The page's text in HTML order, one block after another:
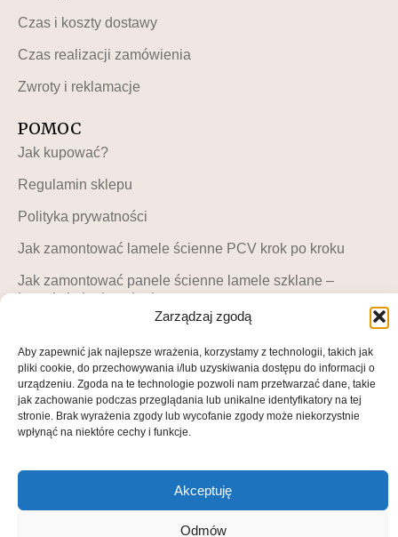
Zarządzaj zgodą
Aby zapewnić jak najlepsze wrażenia, korzystamy z technologii, takich jak
pliki cookie, do przechowywania i/lub uzyskiwania dostępu do informacji o
urządzeniu. Zgoda na te technologie pozwoli nam przetwarzać dane, takie
jak zachowanie podczas przeglądania lub unikalne identyfikatory na tej
stronie. Brak wyrażenia zgody lub wycofanie zgody może niekorzystnie
wpłynąć na niektóre cechy i funkcje.
Akceptuję
Odmów
Czas i koszty dostawy
Czas realizacji zamówienia
Zwroty i reklamacje
POMOC
Jak kupować?
Regulamin sklepu
Polityka prywatności
Jak zamontować lamele ścienne PCV krok po kroku
Jak zamontować panele ścienne lamele szklane –
instrukcja krok po kroku
Moje konto
Blog LuckyDekor
Lista życzeń
© All rights reserved • 2025